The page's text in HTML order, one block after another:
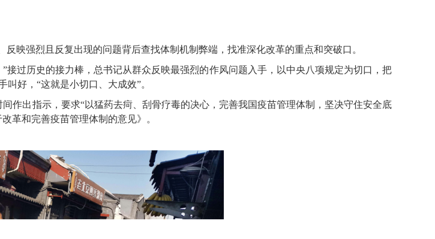
强烈且反复出现的问题背后查找体制机制弊端，找准深化改革的重点和突破口。
过历史的接力棒，总书记从群众反映最强烈的作风问题入手，以中央八项规定为切口，把
好，“这就是小切口、大成效”。
出指示，要求“以猛药去疴、刮骨疗毒的决心，完善我国疫苗管理体制，坚决守住安全底
革和完善疫苗管理体制的意见》。